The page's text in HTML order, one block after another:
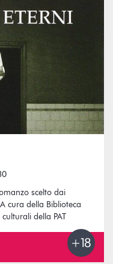
scelto dai
cura della Biblioteca
della PAT